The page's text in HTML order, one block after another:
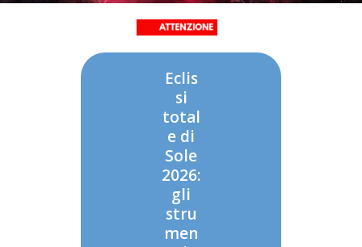
Eclis
si
total
e di
Sole
2026:
gli
stru
men